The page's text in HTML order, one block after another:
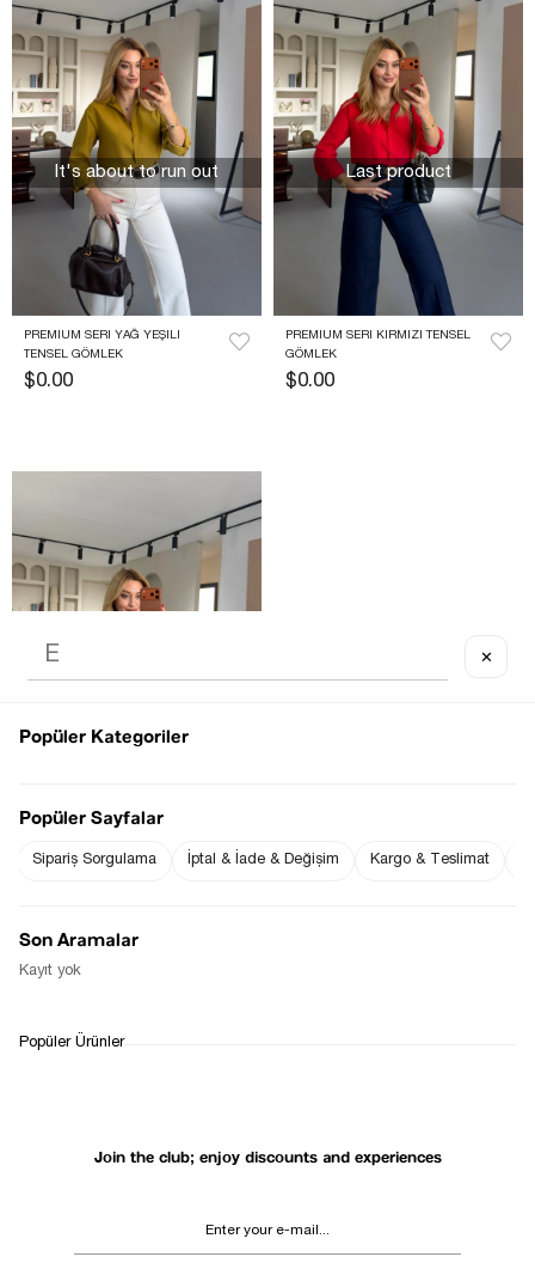
PREMIUM SERI YAĞ YEŞILI
TENSEL GÖMLEK
$0.00
It's about to run out
PREMIUM SERI KIRMIZI TENSEL
GÖMLEK
$0.00
Last product
PREMIUM SERI MÜRDÜM TENSEL
Join the club; enjoy discounts and experiences
✕
Popüler Kategoriler
Popüler Sayfalar
Sipariş Sorgulama İptal & İade & Değişim Kargo & Teslimat
Son Aramalar
Kayıt yok
Popüler Ürünler